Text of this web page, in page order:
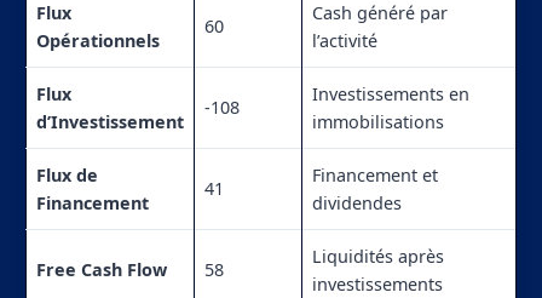
Flux
Opérationnels
60
Cash généré par
l’activité
Flux
d’Investissement
-108
Investissements en
immobilisations
Flux de
Financement
41
Financement et
dividendes
Free Cash Flow 58
Liquidités après
investissements